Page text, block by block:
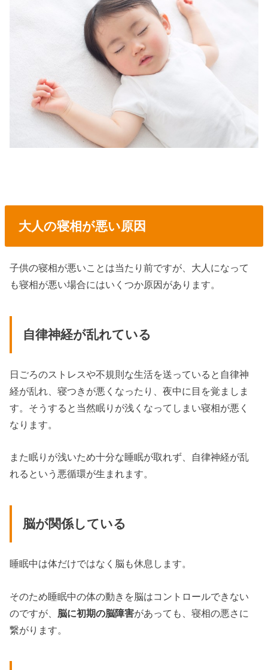
大人の寝相が悪い原因
子供の寝相が悪いことは当たり前ですが、大人になって
も寝相が悪い場合にはいくつか原因があります。
自律神経が乱れている
日ごろのストレスや不規則な生活を送っていると自律神
経が乱れ、寝つきが悪くなったり、夜中に目を覚ましま
す。そうすると当然眠りが浅くなってしまい寝相が悪く
なります。
また眠りが浅いため十分な睡眠が取れず、自律神経が乱
れるという悪循環が生まれます。
脳が関係している
睡眠中は体だけではなく脳も休息します。
そのため睡眠中の体の動きを脳はコントロールできない
のですが、
脳に初期の脳障害があっても、寝相の悪さに
繋がります。